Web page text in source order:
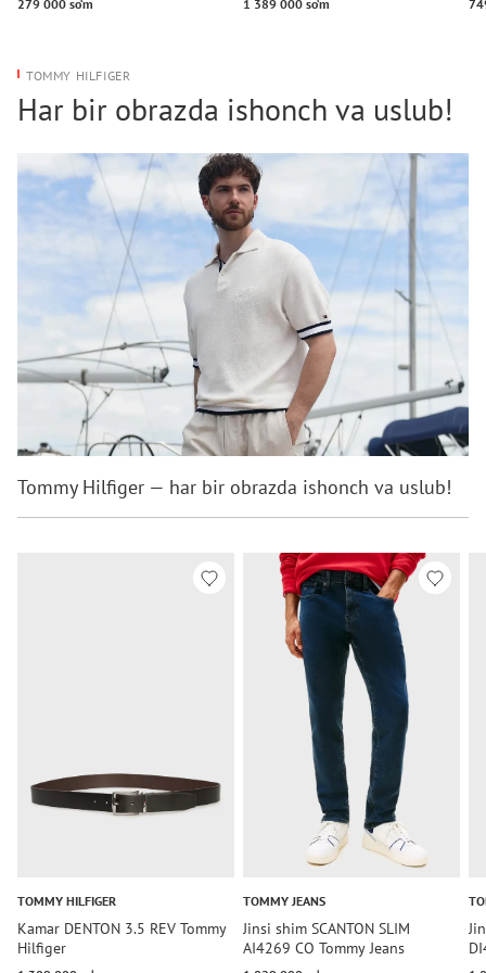
279 000 so‘m 1 389 000 so‘m
TOMMY HILFIGER
Har bir obrazda ishonch va uslub!
Tommy Hilfiger — har bir obrazda ishonch va uslub!
TOMMY HILFIGER
Kamar DENTON 3.5 REV Tommy
Hilfiger
TOMMY JEANS
Jinsi shim SCANTON SLIM
AI4269 CO Tommy Jeans